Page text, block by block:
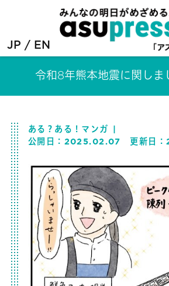
JP EN
令和8年熊本地震に関しま
ある？ある！マンガ
公開日： 2025.02.07 更新日：